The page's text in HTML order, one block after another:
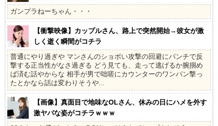
ガンプラねーちゃん・・・
【衝撃映像】カップルさん、路上で突然開始→彼女が激
しく逝く瞬間がコチラ
普通にやり過ぎや マンさんのショボい攻撃の回避にパンチで反
撃する正当性がなさ過ぎる どう見ても、走って逃げるか腕掴め
ば済む話やからな 相手が男で咄嗟にカウンターのワンパン撃っ
たとかなら話は変わりそうや...
【画像】真面目で地味なOLさん、休みの日にハメを外す
激ヤバな姿がコチラｗｗｗ